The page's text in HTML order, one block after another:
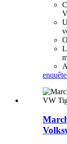
enquête